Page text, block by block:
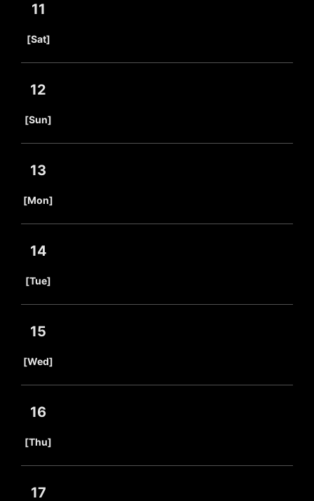
11
[Sat]
12
[Sun]
13
[Mon]
14
[Tue]
15
[Wed]
16
[Thu]
17